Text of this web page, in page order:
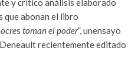
que abonan el libro
s toman el poder”, unensayo
recientemente editado